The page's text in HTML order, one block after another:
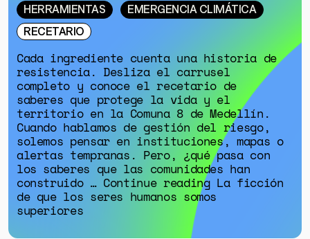
HERRAMIENTAS
EMERGENCIA CLIMÁTICA
RECETARIO
Cada ingrediente cuenta una historia de
resistencia. Desliza el carrusel
completo y conoce el recetario de
saberes que protege la vida y el
territorio en la Comuna 8 de Medellín.
Cuando hablamos de gestión del riesgo,
solemos pensar en instituciones, mapas o
alertas tempranas. Pero, ¿qué pasa con
los saberes que las comunidades han
construido … Continue reading La ficción
de que los seres humanos somos
superiores